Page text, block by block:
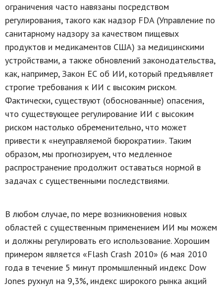
ограничения часто навязаны посредством
регулирования, такого как надзор FDA (Управление по
санитарному надзору за качеством пищевых
продуктов и медикаментов США) за медицинскими
устройствами, а также обновлений законодательства,
как, например, Закон ЕС об ИИ, который предъявляет
строгие требования к ИИ с высоким риском.
Фактически, существуют (обоснованные) опасения,
что существующее регулирование ИИ с высоким
риском настолько обременительно, что может
привести к «неуправляемой бюрократии». Таким
образом, мы прогнозируем, что медленное
распространение продолжит оставаться нормой в
задачах с существенными последствиями.
В любом случае, по мере возникновения новых
областей с существенным применением ИИ мы можем
и должны регулировать его использование. Хорошим
примером является «Flash Crash 2010» (6 мая 2010
года в течение 5 минут промышленный индекс Dow
Jones рухнул на 9,3%, индекс широкого рынка акций